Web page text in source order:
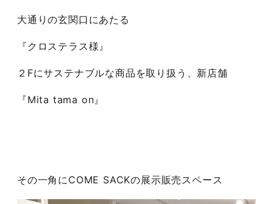
大通りの玄関口にあたる
『クロステラス様』
２Fにサステナブルな商品を取り扱う、新店舗
『Mita tama on』
その一角にCOME SACKの展示販売スペース